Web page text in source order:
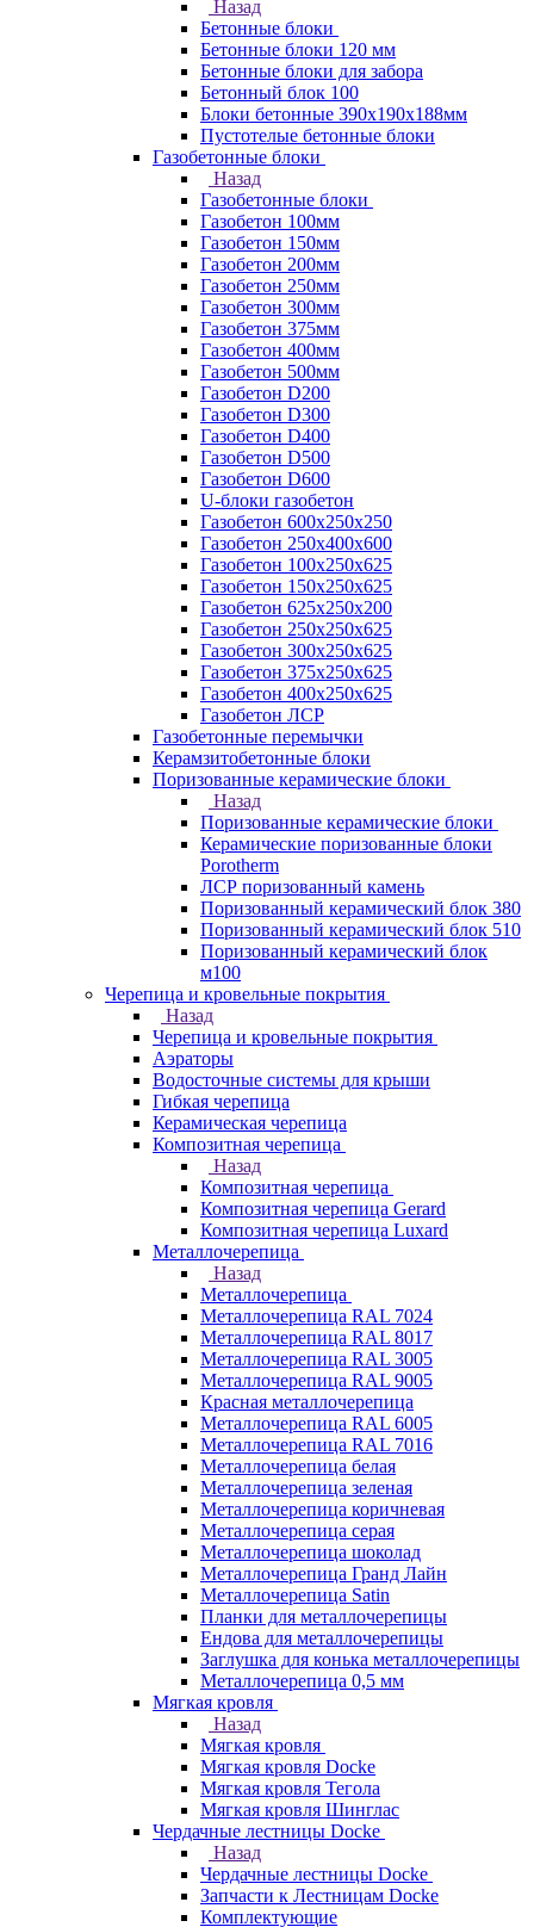
Назад
Бетонные блоки
Бетонные блоки 120 мм
Бетонные блоки для забора
Бетонный блок 100
Блоки бетонные 390х190х188мм
Пустотелые бетонные блоки
Газобетонные блоки
Назад
Газобетонные блоки
Газобетон 100мм
Газобетон 150мм
Газобетон 200мм
Газобетон 250мм
Газобетон 300мм
Газобетон 375мм
Газобетон 400мм
Газобетон 500мм
Газобетон D200
Газобетон D300
Газобетон D400
Газобетон D500
Газобетон D600
U-блоки газобетон
Газобетон 600x250x250
Газобетон 250x400x600
Газобетон 100х250х625
Газобетон 150х250х625
Газобетон 625х250х200
Газобетон 250х250х625
Газобетон 300х250х625
Газобетон 375х250х625
Газобетон 400х250х625
Газобетон ЛСР
Газобетонные перемычки
Керамзитобетонные блоки
Поризованные керамические блоки
Назад
Поризованные керамические блоки
Керамические поризованные блоки
Porotherm
ЛСР поризованный камень
Поризованный керамический блок 380
Поризованный керамический блок 510
Поризованный керамический блок
м100
Черепица и кровельные покрытия
Назад
Черепица и кровельные покрытия
Аэраторы
Водосточные системы для крыши
Гибкая черепица
Керамическая черепица
Композитная черепица
Назад
Композитная черепица
Композитная черепица Gerard
Композитная черепица Luxard
Металлочерепица
Назад
Металлочерепица
Металлочерепица RAL 7024
Металлочерепица RAL 8017
Металлочерепица RAL 3005
Металлочерепица RAL 9005
Красная металлочерепица
Металлочерепица RAL 6005
Металлочерепица RAL 7016
Металлочерепица белая
Металлочерепица зеленая
Металлочерепица коричневая
Металлочерепица серая
Металлочерепица шоколад
Металлочерепица Гранд Лайн
Металлочерепица Satin
Планки для металлочерепицы
Ендова для металлочерепицы
Заглушка для конька металлочерепицы
Металлочерепица 0,5 мм
Мягкая кровля
Назад
Мягкая кровля
Мягкая кровля Docke
Мягкая кровля Тегола
Мягкая кровля Шинглас
Чердачные лестницы Docke
Назад
Чердачные лестницы Docke
Запчасти к Лестницам Docke
Комплектующие